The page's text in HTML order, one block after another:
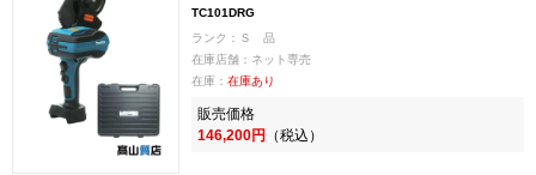
TC101DRG
ランク：Ｓ 品
在庫店舗：ネット専売
在庫： 在庫あり
販売価格
146,200円 （税込）